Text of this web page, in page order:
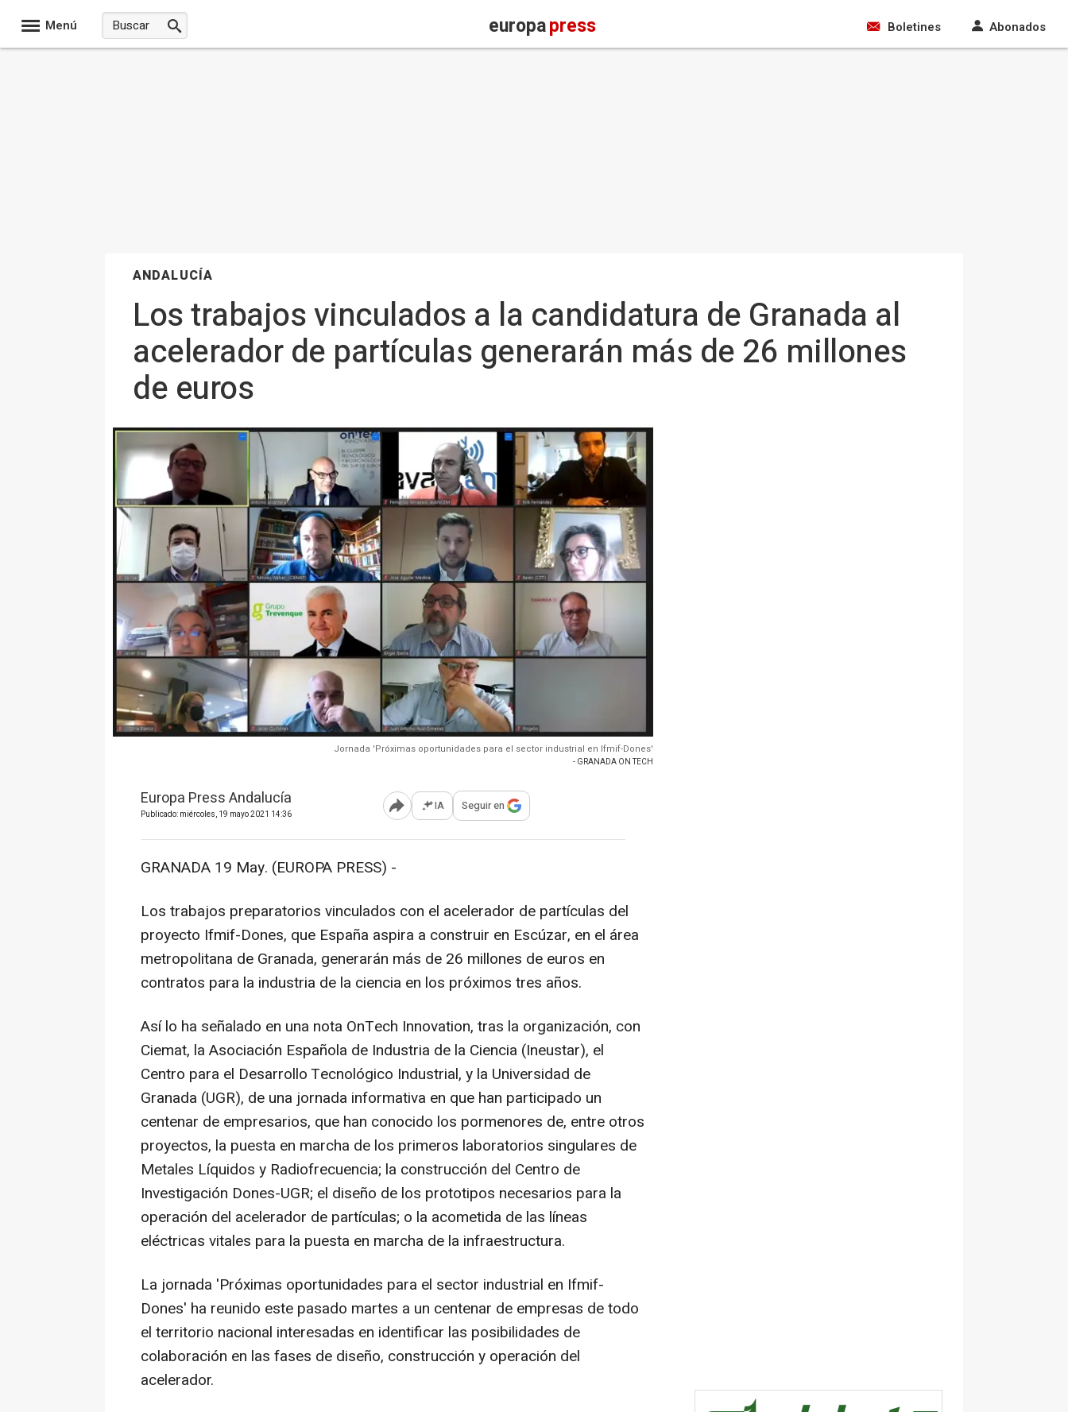
Menú europapress Boletines Abonados
ANDALUCÍA
Los trabajos vinculados a la candidatura de Granada al
acelerador de partículas generarán más de 26 millones
de euros
Jornada 'Próximas oportunidades para el sector industrial en Ifmif-Dones'
- GRANADA ON TECH
Europa Press Andalucía
Publicado: miércoles, 19 mayo 2021 14:36 Abrir opciones para compartir
IA Seguir en
GRANADA 19 May. (EUROPA PRESS) -
Los trabajos preparatorios vinculados con el acelerador de partículas del
proyecto Ifmif-Dones, que España aspira a construir en Escúzar, en el área
metropolitana de Granada, generarán más de 26 millones de euros en
contratos para la industria de la ciencia en los próximos tres años.
Así lo ha señalado en una nota OnTech Innovation, tras la organización, con
Ciemat, la Asociación Española de Industria de la Ciencia (Ineustar), el
Centro para el Desarrollo Tecnológico Industrial, y la Universidad de
Granada (UGR), de una jornada informativa en que han participado un
centenar de empresarios, que han conocido los pormenores de, entre otros
proyectos, la puesta en marcha de los primeros laboratorios singulares de
Metales Líquidos y Radiofrecuencia; la construcción del Centro de
Investigación Dones-UGR; el diseño de los prototipos necesarios para la
operación del acelerador de partículas; o la acometida de las líneas
eléctricas vitales para la puesta en marcha de la infraestructura.
La jornada 'Próximas oportunidades para el sector industrial en Ifmif-
Dones' ha reunido este pasado martes a un centenar de empresas de todo
el territorio nacional interesadas en identificar las posibilidades de
colaboración en las fases de diseño, construcción y operación del
acelerador.